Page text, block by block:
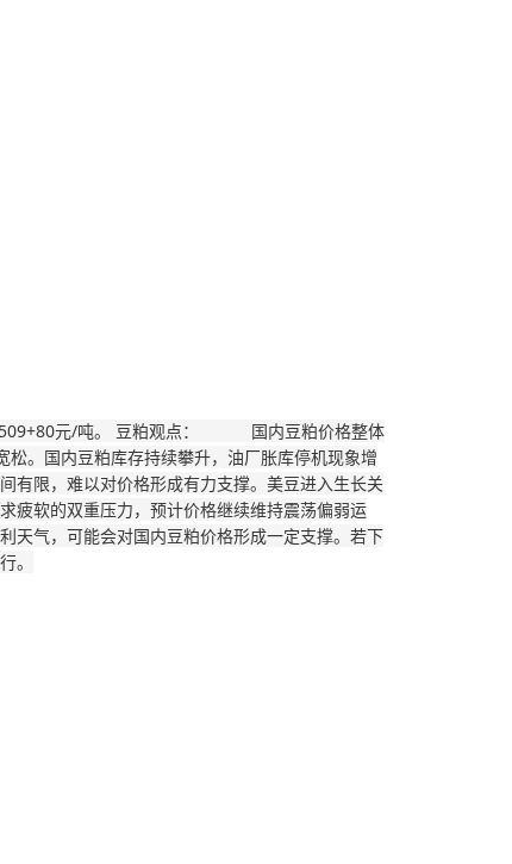
元/吨。 豆粕观点： 国内豆粕价格整体
。国内豆粕库存持续攀升，油厂胀库停机现象增
有限，难以对价格形成有力支撑。美豆进入生长关
疲软的双重压力，预计价格继续维持震荡偏弱运
天气，可能会对国内豆粕价格形成一定支撑。若下
。